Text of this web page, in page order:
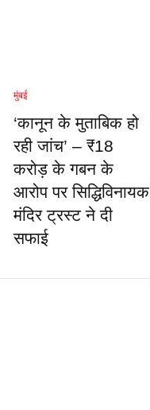
मुंबई
‘कानून के मुताबिक हो
रही जांच’ – ₹18
करोड़ के गबन के
आरोप पर सिद्धिविनायक
मंदिर ट्रस्ट ने दी
सफाई